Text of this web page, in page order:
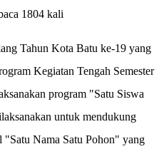
1804 kali
Tahun Kota Batu ke-19 yang
Kegiatan Tengah Semester
program "Satu Siswa
untuk mendukung
Nama Satu Pohon" yang